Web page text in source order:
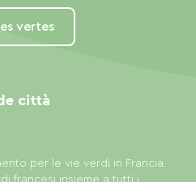
vertes
per le vie verdi in Francia.
francesi insieme a tutti i
città